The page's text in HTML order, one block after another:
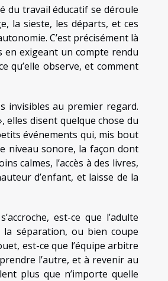
du travail éducatif se déroule
la sieste, les départs, et ces
C’est précisément là
exigeant un compte rendu
qu’elle observe, et comment
invisibles au premier regard.
elles disent quelque chose du
événements qui, mis bout
niveau sonore, la façon dont
calmes, l’accès à des livres,
d’enfant, et laisse de la
est-ce que l’adulte
séparation, ou bien coupe
est-ce que l’équipe arbitre
l’autre, et à revenir au
plus que n’importe quelle